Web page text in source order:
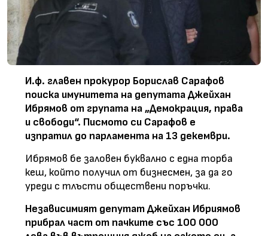
И.ф. главен прокурор Борислав Сарафов
поиска имунитета на депутата Джейхан
Ибрямов от групата на „Демокрация, права
и свободи“. Писмото си Сарафов е
изпратил до парламента на 13 декември.
Ибрямов бе заловен буквално с една торба
кеш, който получил от бизнесмен, за да го
уреди с тлъсти обществени поръчки.
Независимият депутат Джейхан Ибриямов
прибрал част от пачките със 100 000